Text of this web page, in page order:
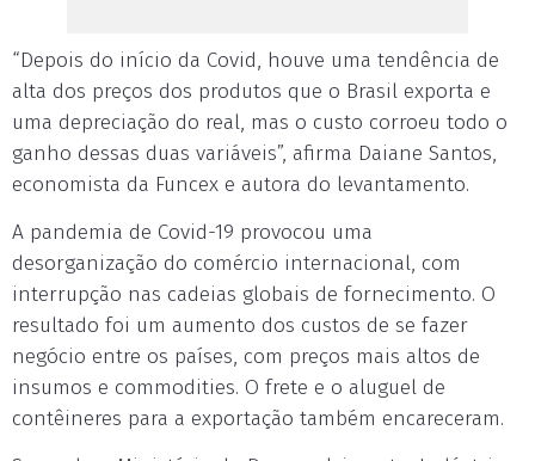
“Depois do início da Covid, houve uma tendência de
alta dos preços dos produtos que o Brasil exporta e
uma depreciação do real, mas o custo corroeu todo o
ganho dessas duas variáveis”, afirma Daiane Santos,
economista da Funcex e autora do levantamento.
A pandemia de Covid-19 provocou uma
desorganização do comércio internacional, com
interrupção nas cadeias globais de fornecimento. O
resultado foi um aumento dos custos de se fazer
negócio entre os países, com preços mais altos de
insumos e commodities. O frete e o aluguel de
contêineres para a exportação também encareceram.